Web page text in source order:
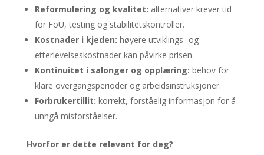
Reformulering og kvalitet: alternativer krever tid
for FoU, testing og stabilitetskontroller.
Kostnader i kjeden: høyere utviklings- og
etterlevelseskostnader kan påvirke prisen.
Kontinuitet i salonger og opplæring: behov for
klare overgangsperioder og arbeidsinstruksjoner.
Forbrukertillit: korrekt, forståelig informasjon for å
unngå misforståelser.
Hvorfor er dette relevant for deg?